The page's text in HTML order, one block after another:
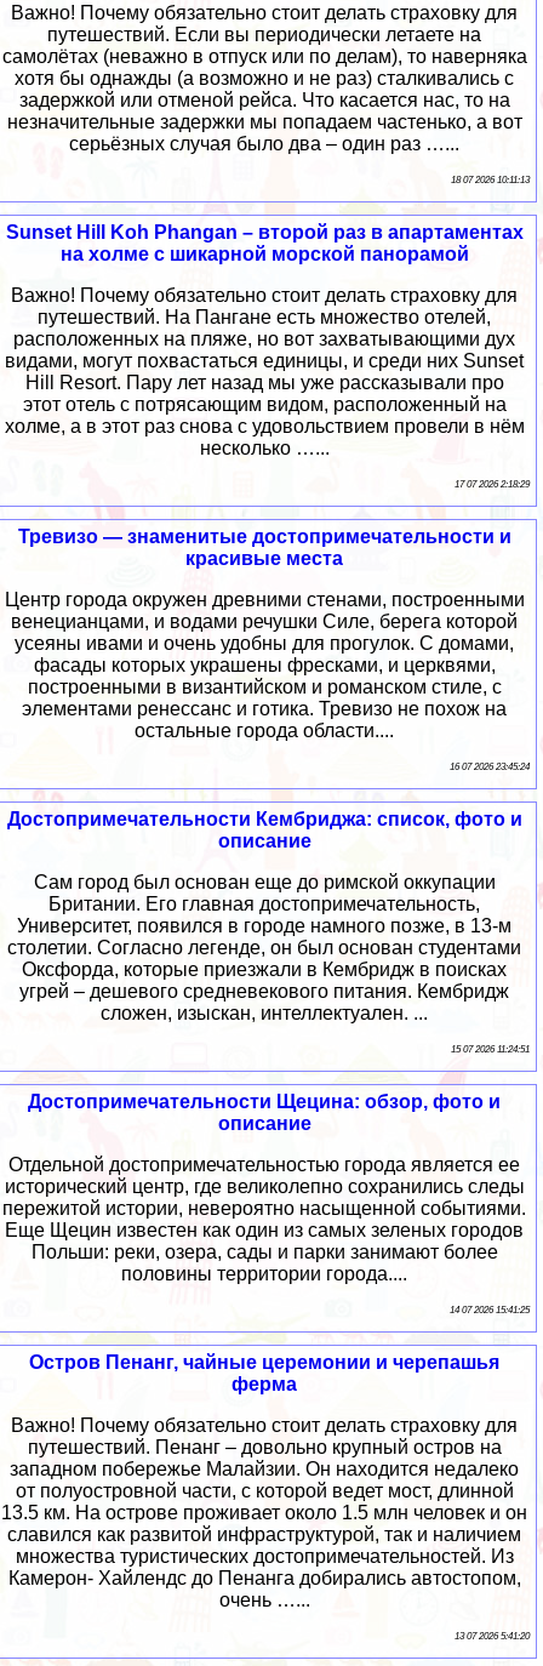
Важно! Почему обязательно стоит делать страховку для
путешествий. Если вы периодически летаете на
самолётах (неважно в отпуск или по делам), то наверняка
хотя бы однажды (а возможно и не раз) сталкивались с
задержкой или отменой рейса. Что касается нас, то на
незначительные задержки мы попадаем частенько, а вот
серьёзных случая было два – один раз …...
18 07 2026 10:11:13
Sunset Hill Koh Phangan – второй раз в апартаментах
на холме с шикарной морской панорамой
Важно! Почему обязательно стоит делать страховку для
путешествий. На Пангане есть множество отелей,
расположенных на пляже, но вот захватывающими дух
видами, могут похвастаться единицы, и среди них Sunset
Hill Resort. Пару лет назад мы уже рассказывали про
этот отель с потрясающим видом, расположенный на
холме, а в этот раз снова с удовольствием провели в нём
несколько …...
17 07 2026 2:18:29
Тревизо — знаменитые достопримечательности и
красивые места
Центр города окружен древними стенами, построенными
венецианцами, и водами речушки Силе, берега которой
усеяны ивами и очень удобны для прогулок. С домами,
фасады которых украшены фресками, и церквями,
построенными в византийском и романском стиле, с
элементами ренессанс и готика. Тревизо не похож на
остальные города области....
16 07 2026 23:45:24
Достопримечательности Кембриджа: список, фото и
описание
Сам город был основан еще до римской оккупации
Британии. Его главная достопримечательность,
Университет, появился в городе намного позже, в 13-м
столетии. Согласно легенде, он был основан студентами
Оксфорда, которые приезжали в Кембридж в поисках
угрей – дешевого средневекового питания. Кембридж
сложен, изыскан, интеллектуален. ...
15 07 2026 11:24:51
Достопримечательности Щецина: обзор, фото и
описание
Отдельной достопримечательностью города является ее
исторический центр, где великолепно сохранились следы
пережитой истории, невероятно насыщенной событиями.
Еще Щецин известен как один из самых зеленых городов
Польши: реки, озера, сады и парки занимают более
половины территории города....
14 07 2026 15:41:25
Остров Пенанг, чайные церемонии и черепашья
ферма
Важно! Почему обязательно стоит делать страховку для
путешествий. Пенанг – довольно крупный остров на
западном побережье Малайзии. Он находится недалеко
от полуостровной части, с которой ведет мост, длинной
13.5 км. На острове проживает около 1.5 млн человек и он
славился как развитой инфраструктурой, так и наличием
множества туристических достопримечательностей. Из
Камерон- Хайлендс до Пенанга добирались автостопом,
очень …...
13 07 2026 5:41:20